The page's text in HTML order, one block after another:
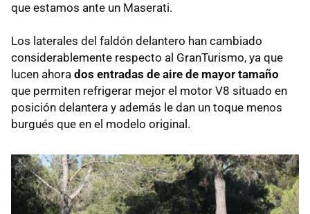
que estamos ante un Maserati.
Los laterales del faldón delantero han cambiado
considerablemente respecto al GranTurismo, ya que
lucen ahora dos entradas de aire de mayor tamaño
que permiten refrigerar mejor el motor V8 situado en
posición delantera y además le dan un toque menos
burgués que en el modelo original.